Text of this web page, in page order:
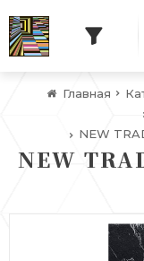
Главная
NEW
NEW